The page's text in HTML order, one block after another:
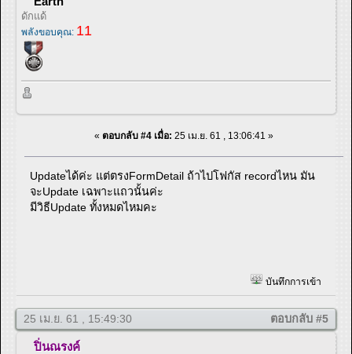
ดักแด้
พลังขอบคุณ: 11
« ตอบกลับ #4 เมื่อ: 25 เม.ย. 61 , 13:06:41 »
Updateได้ค่ะ แต่ตรงFormDetail ถ้าไปโฟกัส recordไหน มัน
จะUpdate เฉพาะแถวนั้นค่ะ
มีวิธีUpdate ทั้งหมดไหมคะ
บันทึกการเข้า
25 เม.ย. 61 , 15:49:30 ตอบกลับ #5
ปิ่นณรงค์